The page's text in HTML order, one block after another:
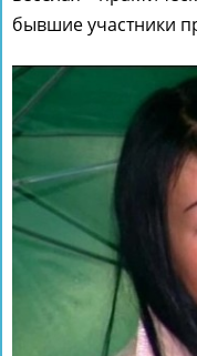
бывшие участники